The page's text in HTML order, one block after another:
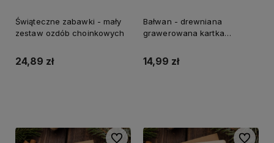
Świąteczne zabawki - mały
zestaw ozdób choinkowych
24,89 zł
Bałwan - drewniana
grawerowana kartka
14,99 zł
Do ulubionych Do